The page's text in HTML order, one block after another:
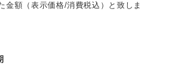
金額（表示価格/消費税込）と致しま